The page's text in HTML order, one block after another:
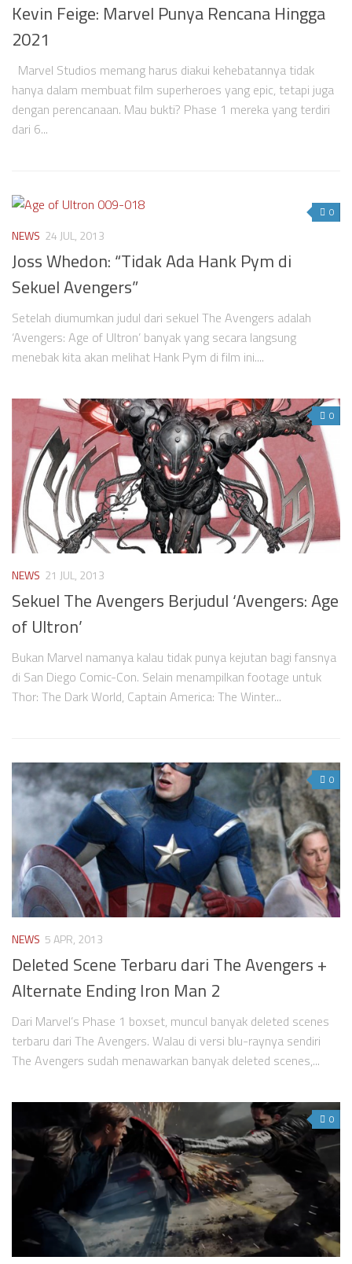
Kevin Feige: Marvel Punya Rencana Hingga
2021
Marvel Studios memang harus diakui kehebatannya tidak
hanya dalam membuat film superheroes yang epic, tetapi juga
dengan perencanaan. Mau bukti? Phase 1 mereka yang terdiri
dari 6...
0
NEWS 24 JUL, 2013
Joss Whedon: “Tidak Ada Hank Pym di
Sekuel Avengers”
Setelah diumumkan judul dari sekuel The Avengers adalah
‘Avengers: Age of Ultron’ banyak yang secara langsung
menebak kita akan melihat Hank Pym di film ini....
0
NEWS 21 JUL, 2013
Sekuel The Avengers Berjudul ‘Avengers: Age
of Ultron’
Bukan Marvel namanya kalau tidak punya kejutan bagi fansnya
di San Diego Comic-Con. Selain menampilkan footage untuk
Thor: The Dark World, Captain America: The Winter...
0
NEWS 5 APR, 2013
Deleted Scene Terbaru dari The Avengers +
Alternate Ending Iron Man 2
Dari Marvel’s Phase 1 boxset, muncul banyak deleted scenes
terbaru dari The Avengers. Walau di versi blu-raynya sendiri
The Avengers sudah menawarkan banyak deleted scenes,...
0